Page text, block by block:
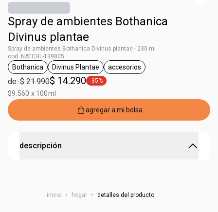
Spray de ambientes Bothanica
Divinus plantae
Spray de ambientes Bothanica Divinus plantae - 230 ml
cod. NATCHL-139805
general.tag Bothanica
Bothanica
general.tag Divinus Plantae
Divinus Plantae
general.tag accesorios
accesorios
de: $ 21.990$ 14.290 general.tag -35%
-35%
$9.560 x 100ml
agregar a mi bolsa
descripción
inicio • hogar • detalles del producto